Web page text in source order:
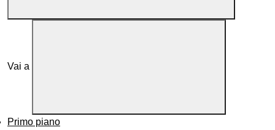
Vai a
Primo piano